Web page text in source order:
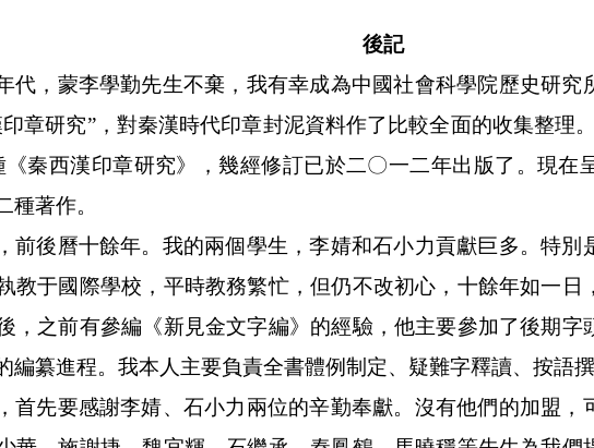
後記
代，蒙李學勤先生不棄，我有幸成為中國社會科學院歷史研
章研究”，對秦漢時代印章封泥資料作了比較全面的收集整理
《秦西漢印章研究》，幾經修訂已於二〇一二年出版了。現在
種著作。
前後曆十餘年。我的兩個學生，李婧和石小力貢獻巨多。特別
教于國際學校，平時教務繁忙，但仍不改初心，十餘年如一
，之前有參編《新見金文字編》的經驗，他主要參加了後期字
編纂進程。我本人主要負責全書體例制定、疑難字釋讀、按語
首先要感謝李婧、石小力兩位的辛勤奉獻。沒有他們的加盟，